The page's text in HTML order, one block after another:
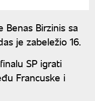
Benas Birzinis sa
je zabeležio 16.
SP igrati
Francuske i